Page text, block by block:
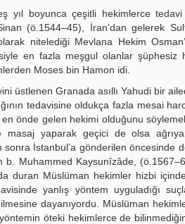
yıl boyunca çeşitli hekimlerce
(ö.1544–45), İran’dan gelerek
nitelediği Mevlana Hekim
en fazla meşgul olanlar şüphesiz
Moses bin Hamon idi.
üstlenen Granada asıllı Yahudi bir
tedavisine oldukça fazla mesai
önde gelen hekimi olduğunu
masaj yaparak geçici de olsa
sonra İstanbul’a gönderilen öncesinde
b. Muhammed Kaysunîzâde,
duran Müslüman hekimler hizbi
yanlış yöntem uyguladığı
dayanıyordu. Müslüman
öteki hekimlerce de